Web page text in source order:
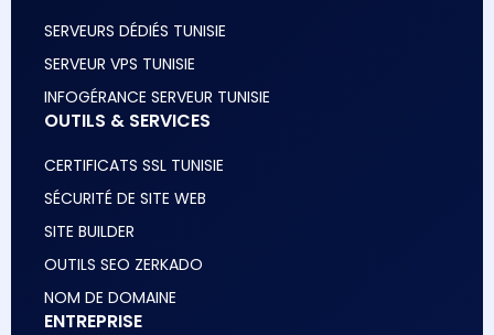
SERVEURS DÉDIÉS TUNISIE
SERVEUR VPS TUNISIE
INFOGÉRANCE SERVEUR TUNISIE
OUTILS & SERVICES
CERTIFICATS SSL TUNISIE
SÉCURITÉ DE SITE WEB
SITE BUILDER
OUTILS SEO ZERKADO
NOM DE DOMAINE
ENTREPRISE